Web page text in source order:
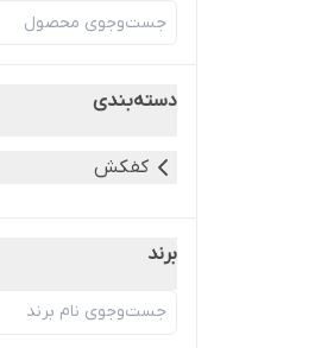
دسته‌بندی
کفکش
برند